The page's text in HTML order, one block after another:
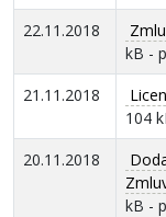
22.11.2018
kB -
21.11.2018
104
20.11.2018
kB -